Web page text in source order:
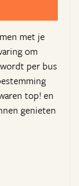
met je
om
per bus
top! en
genieten